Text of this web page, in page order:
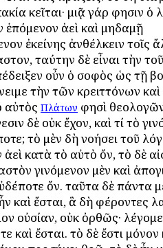
κεῖται· μιᾷ γάρ φησιν ὁ
ἀεὶ καὶ μηδαμῇ
ἐκείνης ἀνθέλκειν τοῖς
ταύτην δὲ εἶναι τὴν
οὖν ὁ σοφὸς ὡς τῇ
τὴν τῶν κρειττόνων
αὐτὸς Πλάτων φησὶ
δὲ οὐκ ἔχον, καὶ τί τὸ
τὸ μὲν δὴ νοήσει τοῦ
ἀεὶ κατὰ τὸ αὐτὸ ὄν, τὸ δὲ
γινόμενον μὲν καὶ
ὄν. ταῦτα δὲ πάντα
καὶ ἔσται, ἃ δὴ φέροντες
οὐσίαν, οὐκ ὀρθῶς·
καὶ ἔσται. τὸ δὲ ἔστι